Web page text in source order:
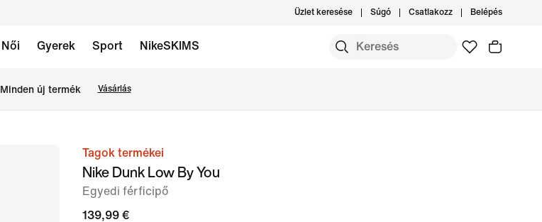
Üzlet keresése Súgó Csatlakozz Belépés
Női Gyerek Sport NikeSKIMS
Minden új termék Vásárlás
Tagok termékei
Nike Dunk Low By You
Egyedi férficipő
139,99 €